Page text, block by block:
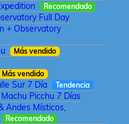
Recomendado
Full Day
+ Observatory
Más vendido
Más vendido
Sur 7 Día Tendencia
Picchu 7 Días
Andes Místicos,
Recomendado